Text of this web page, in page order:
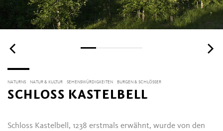
NATURNS NATUR & KULTUR SEHENSWÜRDIGKEITEN BURGEN & SCHLÖSSER
SCHLOSS KASTELBELL
Schloss Kastelbell, 1238 erstmals erwähnt, wurde von den